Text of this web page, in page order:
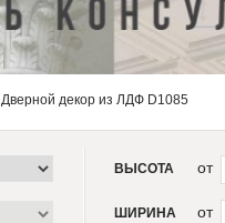
Дверной декор из ЛДФ D1085
ВЫСОТА от
ШИРИНА от